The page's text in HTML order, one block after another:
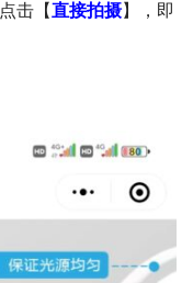
击【直接拍摄】，即